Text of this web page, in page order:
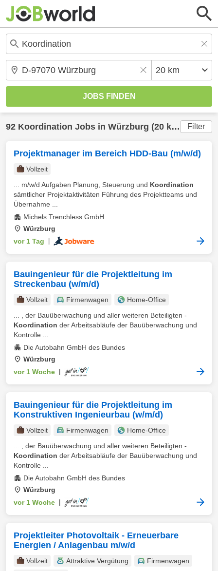
92 Koordination Jobs in Würzburg (20 km) gefunden Filter
Projektmanager im Bereich HDD-Bau (m/w/d)
Vollzeit
... m/w/d Aufgaben Planung, Steuerung und Koordination
sämtlicher Projektaktivitäten Führung des Projektteams und
Übernahme ...
Michels Trenchless GmbH
Würzburg
vor 1 Tag
Bauingenieur für die Projektleitung im
Streckenbau (w/m/d)
Vollzeit Firmenwagen
Home-Office
... , der Bauüberwachung und aller weiteren Beteiligten -
Koordination der Arbeitsabläufe der Bauüberwachung und
Kontrolle ...
Die Autobahn GmbH des Bundes
Würzburg
vor 1 Woche
Bauingenieur für die Projektleitung im
Konstruktiven Ingenieurbau (w/m/d)
Vollzeit Firmenwagen
Home-Office
... , der Bauüberwachung und aller weiteren Beteiligten -
Koordination der Arbeitsabläufe der Bauüberwachung und
Kontrolle ...
Die Autobahn GmbH des Bundes
Würzburg
vor 1 Woche
Projektleiter Photovoltaik - Erneuerbare
Energien / Anlagenbau m/w/d
Vollzeit Attraktive Vergütung
Firmenwagen